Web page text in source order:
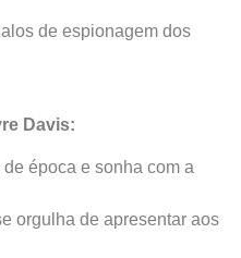
de espionagem dos
Davis:
época e sonha com a
orgulha de apresentar aos